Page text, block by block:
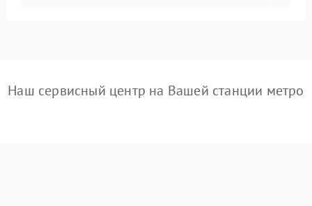
Наш сервисный центр на Вашей станции метро